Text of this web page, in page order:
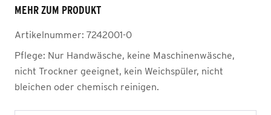
MEHR ZUM PRODUKT
Artikelnummer: 7242001-0
Pflege: Nur Handwäsche, keine Maschinenwäsche,
nicht Trockner geeignet, kein Weichspüler, nicht
bleichen oder chemisch reinigen.